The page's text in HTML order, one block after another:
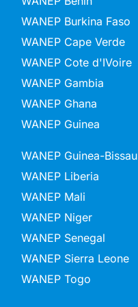
WANEP Burkina Faso
WANEP Cape Verde
WANEP Cote d'IVoire
WANEP Gambia
WANEP Ghana
WANEP Guinea
WANEP Guinea-Bissau
WANEP Liberia
WANEP Mali
WANEP Niger
WANEP Senegal
WANEP Sierra Leone
WANEP Togo